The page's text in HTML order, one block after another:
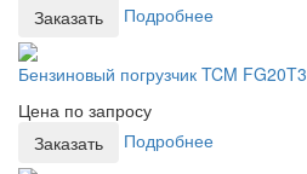
Заказать
Подробнее
Бензиновый погрузчик TCM FG20T3
Цена по запросу
Заказать
Подробнее